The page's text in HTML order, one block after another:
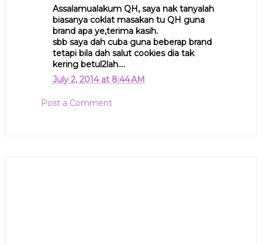
Assalamualakum QH, saya nak tanyalah
biasanya coklat masakan tu QH guna
brand apa ye,terima kasih.
sbb saya dah cuba guna beberap brand
tetapi bila dah salut cookies dia tak
kering betul2lah....
July 2, 2014 at 8:44 AM
Post a Comment